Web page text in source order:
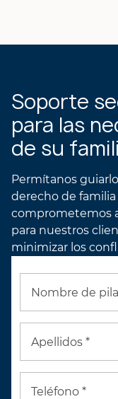
PERFIL DE LA
Soporte
para las
de su
Permítanos
derecho de
comprometemos
para nuestros
minimizar los
Nombre de
Apellidos *
Teléfono *